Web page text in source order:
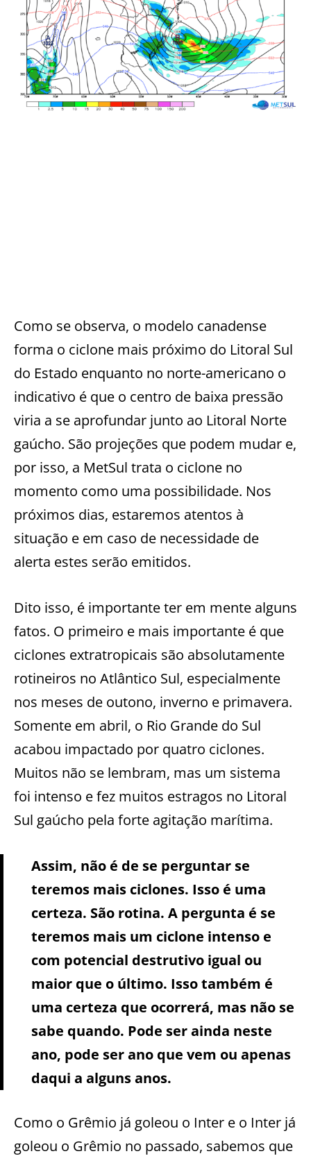
Como se observa, o modelo canadense
forma o ciclone mais próximo do Litoral Sul
do Estado enquanto no norte-americano o
indicativo é que o centro de baixa pressão
viria a se aprofundar junto ao Litoral Norte
gaúcho. São projeções que podem mudar e,
por isso, a MetSul trata o ciclone no
momento como uma possibilidade. Nos
próximos dias, estaremos atentos à
situação e em caso de necessidade de
alerta estes serão emitidos.
Dito isso, é importante ter em mente alguns
fatos. O primeiro e mais importante é que
ciclones extratropicais são absolutamente
rotineiros no Atlântico Sul, especialmente
nos meses de outono, inverno e primavera.
Somente em abril, o Rio Grande do Sul
acabou impactado por quatro ciclones.
Muitos não se lembram, mas um sistema
foi intenso e fez muitos estragos no Litoral
Sul gaúcho pela forte agitação marítima.
Assim, não é de se perguntar se
teremos mais ciclones. Isso é uma
certeza. São rotina. A pergunta é se
teremos mais um ciclone intenso e
com potencial destrutivo igual ou
maior que o último. Isso também é
uma certeza que ocorrerá, mas não se
sabe quando. Pode ser ainda neste
ano, pode ser ano que vem ou apenas
daqui a alguns anos.
Como o Grêmio já goleou o Inter e o Inter já
goleou o Grêmio no passado, sabemos que